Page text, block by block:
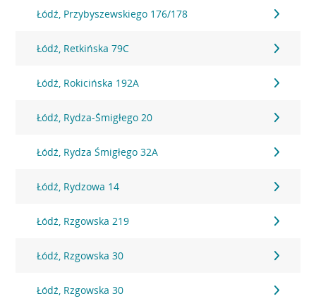
Łódź, Przybyszewskiego 176/178
Łódź, Retkińska 79C
Łódź, Rokicińska 192A
Łódź, Rydza-Śmigłego 20
Łódź, Rydza Śmigłego 32A
Łódź, Rydzowa 14
Łódź, Rzgowska 219
Łódź, Rzgowska 30
Łódź, Rzgowska 30